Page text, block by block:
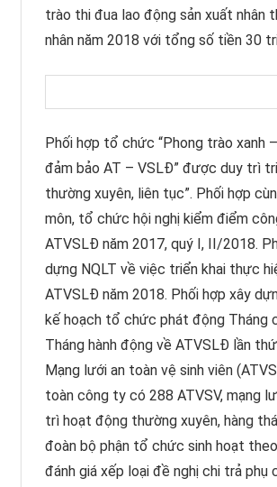
trào thi đua lao động sản xuất nhân
nhân năm 2018 với tổng số tiền 30
Phối hợp tổ chức “Phong trào xanh
đảm bảo AT – VSLĐ” được duy trì
thường xuyên, liên tục”. Phối hợp
môn, tổ chức hội nghị kiểm điểm
ATVSLĐ năm 2017, quý I, II/2018.
dựng NQLT về việc triển khai thực
ATVSLĐ năm 2018. Phối hợp xây
kế hoạch tổ chức phát động Tháng
Tháng hành động về ATVSLĐ lần
Mạng lưới an toàn vệ sinh viên
toàn công ty có 288 ATVSV, mạng
trì hoạt động thường xuyên, hàng
đoàn bộ phận tổ chức sinh hoạt
đánh giá xếp loại đề nghị chi trả phụ